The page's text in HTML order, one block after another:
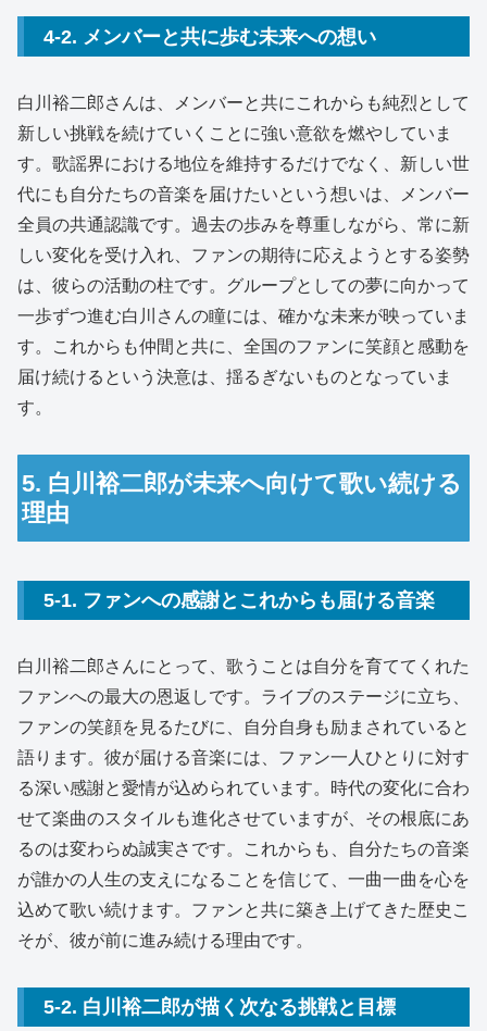
4-2. メンバーと共に歩む未来への想い
白川裕二郎さんは、メンバーと共にこれからも純烈として
新しい挑戦を続けていくことに強い意欲を燃やしていま
す。歌謡界における地位を維持するだけでなく、新しい世
代にも自分たちの音楽を届けたいという想いは、メンバー
全員の共通認識です。過去の歩みを尊重しながら、常に新
しい変化を受け入れ、ファンの期待に応えようとする姿勢
は、彼らの活動の柱です。グループとしての夢に向かって
一歩ずつ進む白川さんの瞳には、確かな未来が映っていま
す。これからも仲間と共に、全国のファンに笑顔と感動を
届け続けるという決意は、揺るぎないものとなっていま
す。
5. 白川裕二郎が未来へ向けて歌い続ける
理由
5-1. ファンへの感謝とこれからも届ける音楽
白川裕二郎さんにとって、歌うことは自分を育ててくれた
ファンへの最大の恩返しです。ライブのステージに立ち、
ファンの笑顔を見るたびに、自分自身も励まされていると
語ります。彼が届ける音楽には、ファン一人ひとりに対す
る深い感謝と愛情が込められています。時代の変化に合わ
せて楽曲のスタイルも進化させていますが、その根底にあ
るのは変わらぬ誠実さです。これからも、自分たちの音楽
が誰かの人生の支えになることを信じて、一曲一曲を心を
込めて歌い続けます。ファンと共に築き上げてきた歴史こ
そが、彼が前に進み続ける理由です。
5-2. 白川裕二郎が描く次なる挑戦と目標